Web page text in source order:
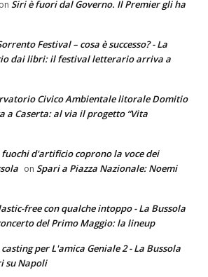
on Siri è fuori dal Governo. Il Premier gli ha
Festival – cosa è successo? - La
dai libri: il festival letterario arriva a
Civico Ambientale litorale Domitio
a Caserta: al via il progetto “Vita
d'artificio coprono la voce dei
on Spari a Piazza Nazionale: Noemi
free con qualche intoppo - La Bussola
del Primo Maggio: la lineup
per L'amica Geniale 2 - La Bussola
su Napoli